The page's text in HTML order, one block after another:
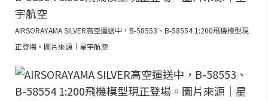
AIRSORAYAMA SILVER高空運送中，B-58553、B-58554 1:200飛機模型現
正登場。圖片來源｜星宇航空